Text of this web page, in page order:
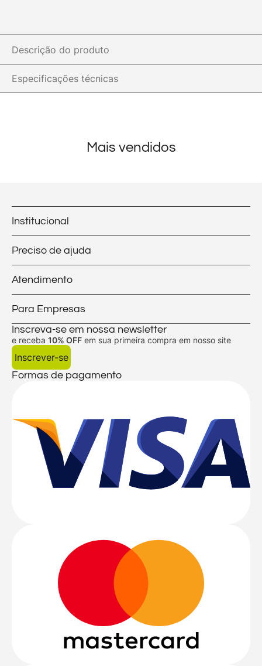
Descrição do produto
Especificações técnicas
Mais vendidos
Institucional
Preciso de ajuda
Atendimento
Para Empresas
Inscreva-se em nossa newsletter
e receba 10% OFF em sua primeira compra em nosso site
Inscrever-se
Formas de pagamento